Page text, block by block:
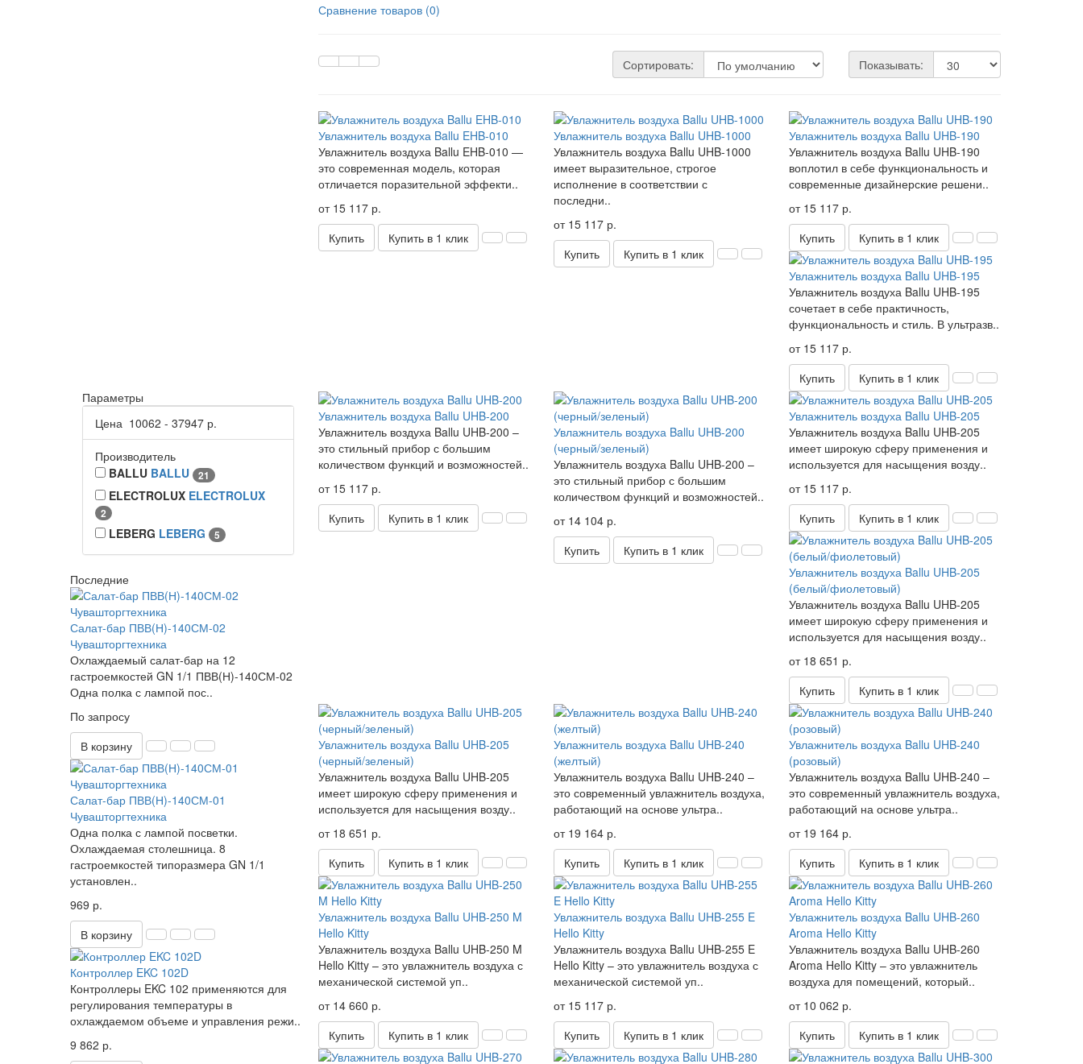
Параметры
Цена 10062 - 37947 р.
Производитель
BALLU BALLU 21
ELECTROLUX ELECTROLUX
2
LEBERG LEBERG 5
Последние
Салат-бар ПВВ(Н)-140СМ-02
Чувашторгтехника
Охлаждаемый салат-бар на 12
гастроемкостей GN 1/1 ПВВ(Н)-140СМ-02
Одна полка с лампой пос..
По запросу
В корзину
Салат-бар ПВВ(Н)-140СМ-01
Чувашторгтехника
Одна полка с лампой посветки.
Охлаждаемая столешница. 8
гастроемкостей типоразмера GN 1/1
установлен..
969 р.
В корзину
Контроллер EKC 102D
Контроллеры EKC 102 применяются для
регулирования температуры в
охлаждаемом объеме и управления режи..
9 862 р.
Сравнение товаров (0)
Сортировать: Показывать:
Увлажнитель воздуха Ballu EHB-010
Увлажнитель воздуха Ballu EHB-010 —
это современная модель, которая
отличается поразительной эффекти..
от 15 117 р.
Купить
Купить в 1 клик
Увлажнитель воздуха Ballu UHB-1000
Увлажнитель воздуха Ballu UHB-1000
имеет выразительное, строгое
исполнение в соответствии с
последни..
от 15 117 р.
Купить
Купить в 1 клик
Увлажнитель воздуха Ballu UHB-190
Увлажнитель воздуха Ballu UHB-190
воплотил в себе функциональность и
современные дизайнерские решени..
от 15 117 р.
Купить
Купить в 1 клик
Увлажнитель воздуха Ballu UHB-195
Увлажнитель воздуха Ballu UHB-195
сочетает в себе практичность,
функциональность и стиль. В ультразв..
от 15 117 р.
Купить
Купить в 1 клик
Увлажнитель воздуха Ballu UHB-200
Увлажнитель воздуха Ballu UHB-200 –
это стильный прибор с большим
количеством функций и возможностей..
от 15 117 р.
Купить
Купить в 1 клик
Увлажнитель воздуха Ballu UHB-200
(черный/зеленый)
Увлажнитель воздуха Ballu UHB-200 –
это стильный прибор с большим
количеством функций и возможностей..
от 14 104 р.
Купить
Купить в 1 клик
Увлажнитель воздуха Ballu UHB-205
Увлажнитель воздуха Ballu UHB-205
имеет широкую сферу применения и
используется для насыщения возду..
от 15 117 р.
Купить
Купить в 1 клик
Увлажнитель воздуха Ballu UHB-205
(белый/фиолетовый)
Увлажнитель воздуха Ballu UHB-205
имеет широкую сферу применения и
используется для насыщения возду..
от 18 651 р.
Купить
Купить в 1 клик
Увлажнитель воздуха Ballu UHB-205
(черный/зеленый)
Увлажнитель воздуха Ballu UHB-205
имеет широкую сферу применения и
используется для насыщения возду..
от 18 651 р.
Купить
Купить в 1 клик
Увлажнитель воздуха Ballu UHB-240
(желтый)
Увлажнитель воздуха Ballu UHB-240 –
это современный увлажнитель воздуха,
работающий на основе ультра..
от 19 164 р.
Купить
Купить в 1 клик
Увлажнитель воздуха Ballu UHB-240
(розовый)
Увлажнитель воздуха Ballu UHB-240 –
это современный увлажнитель воздуха,
работающий на основе ультра..
от 19 164 р.
Купить
Купить в 1 клик
Увлажнитель воздуха Ballu UHB-250 M
Hello Kitty​
Увлажнитель воздуха Ballu UHB-250 M
Hello Kitty – это увлажнитель воздуха с
механической системой уп..
от 14 660 р.
Купить
Купить в 1 клик
Увлажнитель воздуха Ballu UHB-255 E
Hello Kitty​
Увлажнитель воздуха Ballu UHB-255 E
Hello Kitty – это увлажнитель воздуха с
механической системой уп..
от 15 117 р.
Купить
Купить в 1 клик
Увлажнитель воздуха Ballu UHB-260
Aroma Hello Kitty​
Увлажнитель воздуха Ballu UHB-260
Aroma Hello Kitty – это увлажнитель
воздуха для помещений, который..
от 10 062 р.
Купить
Купить в 1 клик